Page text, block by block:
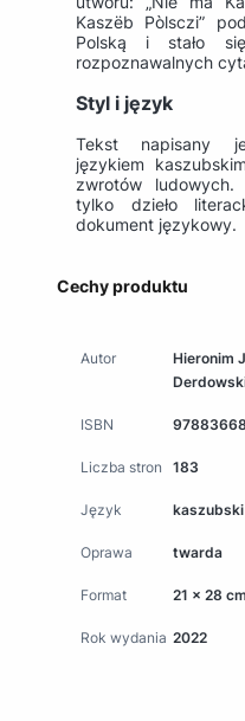
Kaszëb Pòlsczi”
Polską i stało
rozpoznawalnych
Styl i język
Tekst napisany
językiem
zwrotów
tylko dzieło
dokument językowy.
Cechy produktu
Autor
Hieronim
ISBN
Liczba stron 183
Język kaszubski
Oprawa twarda
Format 21 x 28 cm
Rok wydania 2022